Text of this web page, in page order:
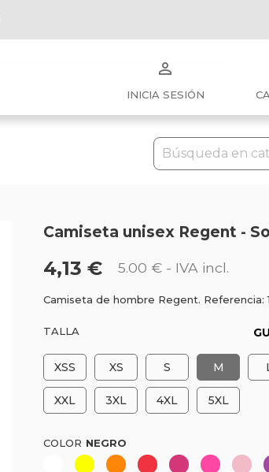

INICIA SESIÓN
Camiseta unisex Regent -
4,13 € 5.00 € - IVA incl.
Camiseta de hombre Regent. Referencia:
TALLA
XSS XS S M
XXL 3XL 4XL 5XL
COLOR
BlancoAmarilloNaranja-
Rojo FucsiaRosa